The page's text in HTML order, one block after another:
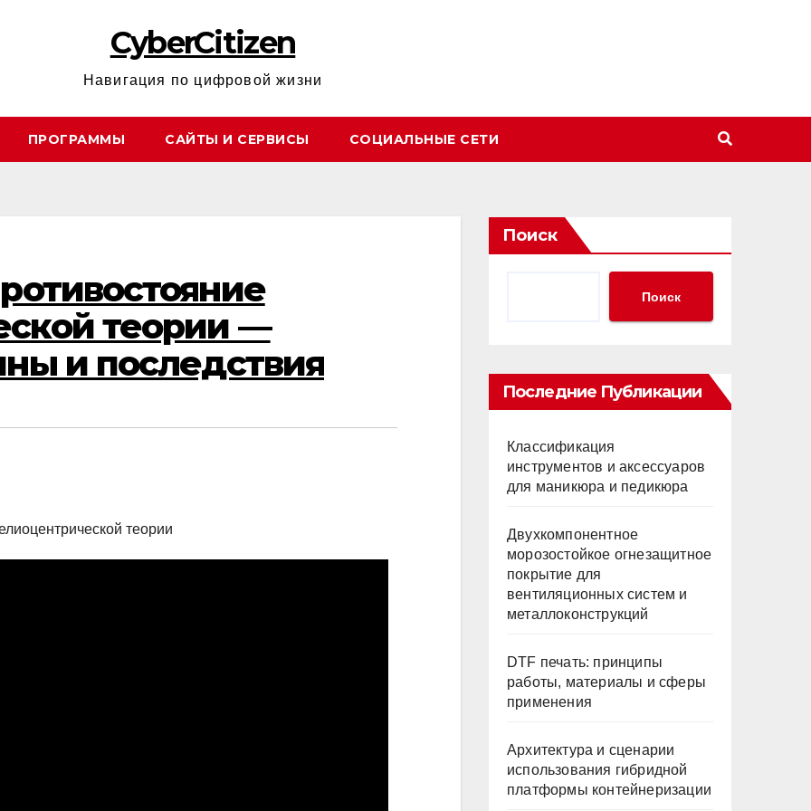
CyberCitizen
Навигация по цифровой жизни
ПРОГРАММЫ САЙТЫ И СЕРВИСЫ СОЦИАЛЬНЫЕ СЕТИ
теории —
и последствия
Поиск
Поиск
Последние Публикации
Классификация
инструментов и аксессуаров
для маникюра и педикюра
Двухкомпонентное
морозостойкое огнезащитное
покрытие для
вентиляционных систем и
металлоконструкций
DTF печать: принципы
работы, материалы и сферы
применения
Архитектура и сценарии
использования гибридной
платформы контейнеризации